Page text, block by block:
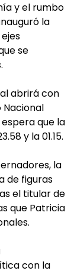
y el rumbo
la
se
abrirá con
Nacional
que la
y la 01.15.
la
de figuras
el titular de
que Patricia
con la